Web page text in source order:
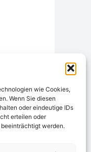
wie Cookies,
Wenn Sie diesen
oder eindeutige IDs
erteilen oder
werden.